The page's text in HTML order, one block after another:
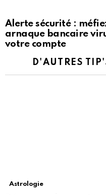
Alerte sécurité :
arnaque bancaire
votre compte
D'AUTRES
Astrologie